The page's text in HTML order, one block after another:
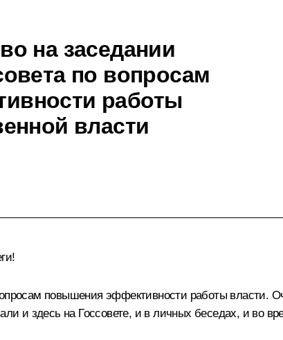
на заседании
по вопросам
работы
власти
повышения эффективности работы власти.
и здесь на Госсовете, и в личных беседах, и во